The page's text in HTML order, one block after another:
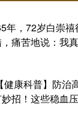
年，72岁白崇禧
痛苦地说：我
健康科普】防治
招！这些稳血